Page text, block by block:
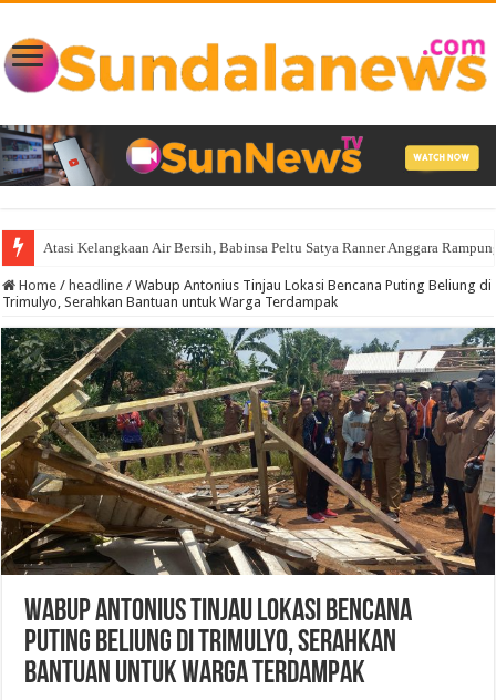
Atasi Kelangkaan Air Bersih, Babinsa Peltu Satya Ranner Anggara
Home / headline / Wabup Antonius Tinjau Lokasi Bencana Puting Beliung di
Trimulyo, Serahkan Bantuan untuk Warga Terdampak
Wabup Antonius Tinjau Lokasi Bencana
Puting Beliung di Trimulyo, Serahkan
Bantuan untuk Warga Terdampak